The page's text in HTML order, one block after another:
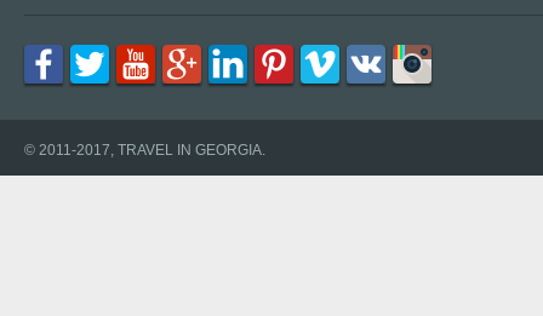
© 2011-2017, TRAVEL IN GEORGIA.